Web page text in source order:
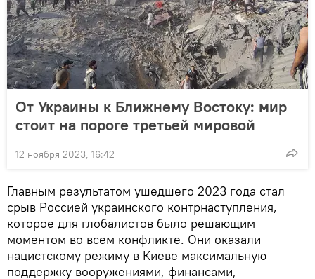
От Украины к Ближнему Востоку: мир
стоит на пороге третьей мировой
12 ноября 2023, 16:42
Главным результатом ушедшего 2023 года стал
срыв Россией украинского контрнаступления,
которое для глобалистов было решающим
моментом во всем конфликте. Они оказали
нацистскому режиму в Киеве максимальную
поддержку вооружениями, финансами,